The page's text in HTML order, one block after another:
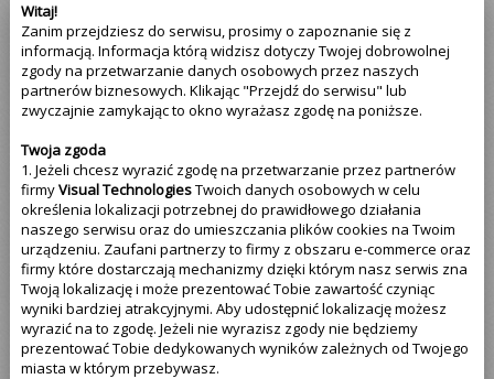
Witaj!
Zanim przejdziesz do serwisu, prosimy o zapoznanie się z
informacją. Informacja którą widzisz dotyczy Twojej dobrowolnej
zgody na przetwarzanie danych osobowych przez naszych
partnerów biznesowych. Klikając "Przejdź do serwisu" lub
zwyczajnie zamykając to okno wyrażasz zgodę na poniższe.
Twoja zgoda
1. Jeżeli chcesz wyrazić zgodę na przetwarzanie przez partnerów
firmyVisual TechnologiesTwoich danych osobowych w celu
określenia lokalizacji potrzebnej do prawidłowego działania
naszego serwisu oraz do umieszczania plików cookies na Twoim
urządzeniu. Zaufani partnerzy to firmy z obszaru e-commerce oraz
firmy które dostarczają mechanizmy dzięki którym nasz serwis zna
Twoją lokalizację i może prezentować Tobie zawartość czyniąc
wyniki bardziej atrakcyjnymi. Aby udostępnić lokalizację możesz
wyrazić na to zgodę. Jeżeli nie wyrazisz zgody nie będziemy
prezentować Tobie dedykowanych wyników zależnych od Twojego
miasta w którym przebywasz.
RTV
Telewizory
Najczęściej psujące siętelewizory
Sony (2)
Grundig (1)
LG (1)